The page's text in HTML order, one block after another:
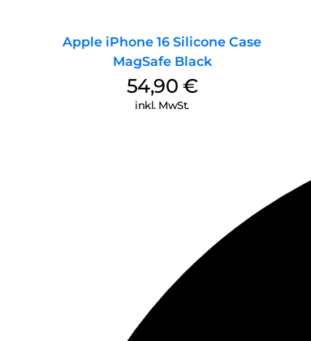
Apple iPhone 16 Silicone Case
MagSafe Black
54,90 €
inkl. MwSt.